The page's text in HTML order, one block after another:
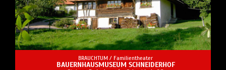
BRAUCHTUM / Familientheater
BAUERNHAUSMUSEUM SCHNEIDERHOF